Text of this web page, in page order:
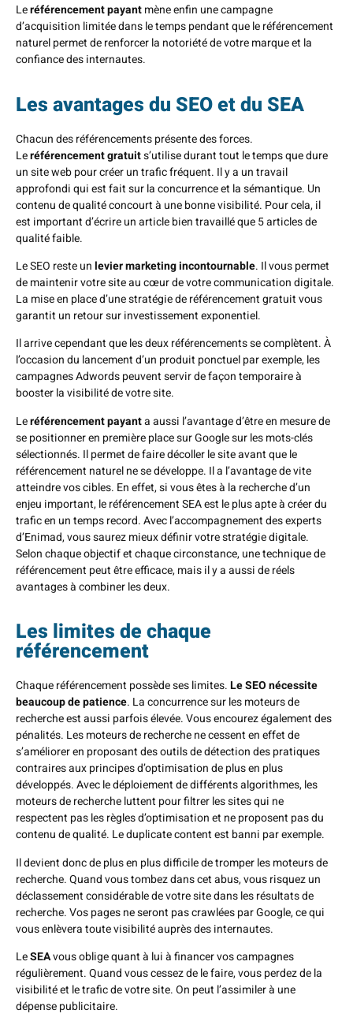
Leréférencement payantmène enfin une campagne
d’acquisition limitée dans le temps pendant que le référencement
naturel permet de renforcer la notoriété de votre marque et la
confiance des internautes.
Les avantages du SEO et du SEA
Chacun des référencements présente des forces.
Leréférencement gratuits’utilise durant tout le temps que dure
un site web pour créer un trafic fréquent. Il y a un travail
approfondi qui est fait sur la concurrence et la sémantique. Un
contenu de qualité concourt à une bonne visibilité. Pour cela, il
est important d’écrire un article bien travaillé que 5 articles de
qualité faible.
Le SEO reste unlevier marketing incontournable. Il vous permet
de maintenir votre site au cœur de votre communication digitale.
La mise en place d’une stratégie de référencement gratuit vous
garantit un retour sur investissement exponentiel.
Il arrive cependant que les deux référencements se complètent. À
l’occasion du lancement d’un produit ponctuel par exemple, les
campagnes Adwords peuvent servir de façon temporaire à
booster la visibilité de votre site.
Leréférencement payanta aussi l’avantage d’être en mesure de
se positionner en première place sur Google sur les mots-clés
sélectionnés. Il permet de faire décoller le site avant que le
référencement naturel ne se développe. Il a l’avantage de vite
atteindre vos cibles. En effet, si vous êtes à la recherche d’un
enjeu important, le référencement SEA est le plus apte à créer du
trafic en un temps record. Avec l’accompagnement des experts
d’Enimad, vous saurez mieux définir votre stratégie digitale.
Selon chaque objectif et chaque circonstance, une technique de
référencement peut être efficace, mais il y a aussi de réels
avantages à combiner les deux.
Les limites de chaque
référencement
Chaque référencement possède ses limites.Le SEO nécessite
beaucoup de patience. La concurrence sur les moteurs de
recherche est aussi parfois élevée. Vous encourez également des
pénalités. Les moteurs de recherche ne cessent en effet de
s’améliorer en proposant des outils de détection des pratiques
contraires aux principes d’optimisation de plus en plus
développés. Avec le déploiement de différents algorithmes, les
moteurs de recherche luttent pour filtrer les sites qui ne
respectent pas les règles d’optimisation et ne proposent pas du
contenu de qualité. Le duplicate content est banni par exemple.
Il devient donc de plus en plus difficile de tromper les moteurs de
recherche. Quand vous tombez dans cet abus, vous risquez un
déclassement considérable de votre site dans les résultats de
recherche. Vos pages ne seront pas crawlées par Google, ce qui
vous enlèvera toute visibilité auprès des internautes.
LeSEAvous oblige quant à lui à financer vos campagnes
régulièrement. Quand vous cessez de le faire, vous perdez de la
visibilité et le trafic de votre site. On peut l’assimiler à une
dépense publicitaire.